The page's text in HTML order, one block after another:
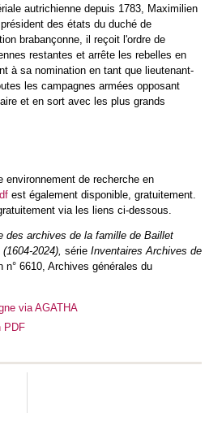
autrichienne depuis 1783, Maximilien
des états du duché de
brabançonne, il reçoit l'ordre de
restantes et arrête les rebelles en
à sa nomination en tant que lieutenant-
les campagnes armées opposant
et en sort avec les plus grands
environnement de recherche en
est également disponible, gratuitement.
via les liens ci-dessous.
des archives de la famille de Baillet
2024), série Inventaires Archives de
n° 6610, Archives générales du
via AGATHA
PDF